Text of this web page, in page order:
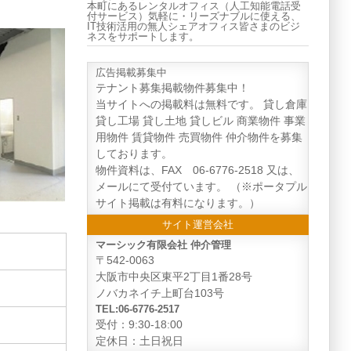
本町にあるレンタルオフィス（人工知能電話受
付サービス）気軽に・リーズナブルに使える、
IT技術活用の無人シェアオフィス皆さまのビジ
ネスをサポートします。
広告掲載募集中
テナント募集掲載物件募集中！
当サイトへの掲載料は無料です。 貸し倉庫
貸し工場 貸し土地 貸しビル 商業物件 事業
用物件 賃貸物件 売買物件 仲介物件を募集
しております。
物件資料は、FAX 06-6776-2518 又は、
メールにて受付ています。 （※ポータプル
サイト掲載は有料になります。）
サイト運営会社
マーシック有限会社 仲介管理
〒542-0063
大阪市中央区東平2丁目1番28号
ノバカネイチ上町台103号
TEL:06-6776-2517
受付：9:30-18:00
定休日：土日祝日